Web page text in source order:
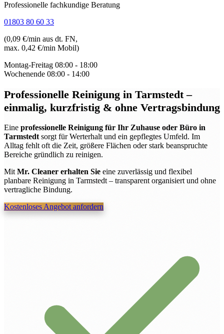
Professionelle fachkundige Beratung
01803 80 60 33
(0,09 €/min aus dt. FN,
max. 0,42 €/min Mobil)
Montag-Freitag 08:00 - 18:00
Wochenende 08:00 - 14:00
Professionelle Reinigung in Tarmstedt–
einmalig, kurzfristig & ohne Vertragsbindung
Eine professionelle Reinigung für Ihr Zuhause oder Büro in
Tarmstedt sorgt für Werterhalt und ein gepflegtes Umfeld. Im
Alltag fehlt oft die Zeit, größere Flächen oder stark beanspruchte
Bereiche gründlich zu reinigen.
Mit Mr. Cleaner erhalten Sie eine zuverlässig und flexibel
planbare Reinigung in Tarmstedt – transparent organisiert und ohne
vertragliche Bindung.
Kostenloses Angebot anfordern